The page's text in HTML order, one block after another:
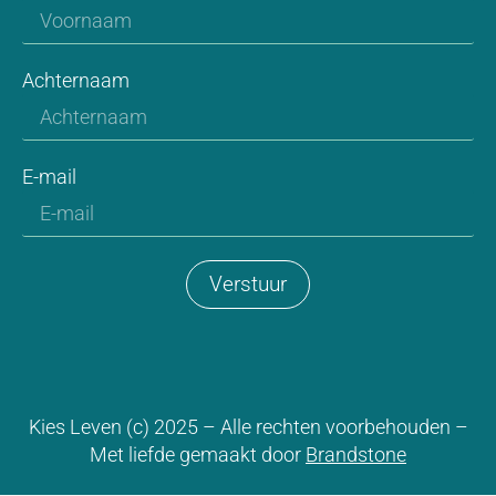
Achternaam
E-mail
Verstuur
Kies Leven (c) 2025 – Alle rechten voorbehouden –
Met liefde gemaakt door Brandstone